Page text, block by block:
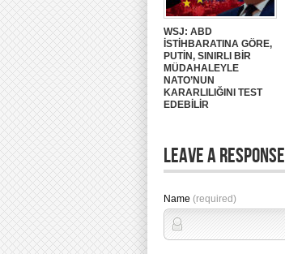
WSJ: ABD
İSTİHBARATINA GÖRE,
PUTİN, SINIRLI BİR
MÜDAHALEYLE
NATO’NUN
KARARLILIĞINI TEST
EDEBİLİR
Leave A Response
Name (required)